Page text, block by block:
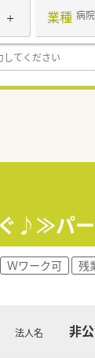
業種 病
♪≫パー
Ｗワーク可 残
法人名 非